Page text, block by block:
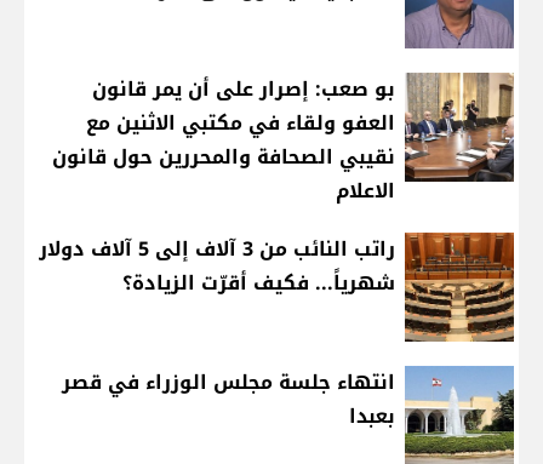
بو صعب: إصرار على أن يمر قانون
العفو ولقاء في مكتبي الاثنين مع
نقيبي الصحافة والمحررين حول قانون
الاعلام
راتب النائب من 3 آلاف إلى 5 آلاف دولار
شهرياً... فكيف أقرّت الزيادة؟
انتهاء جلسة مجلس الوزراء في قصر
بعبدا